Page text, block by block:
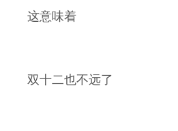
这意味着
双十二也不远了